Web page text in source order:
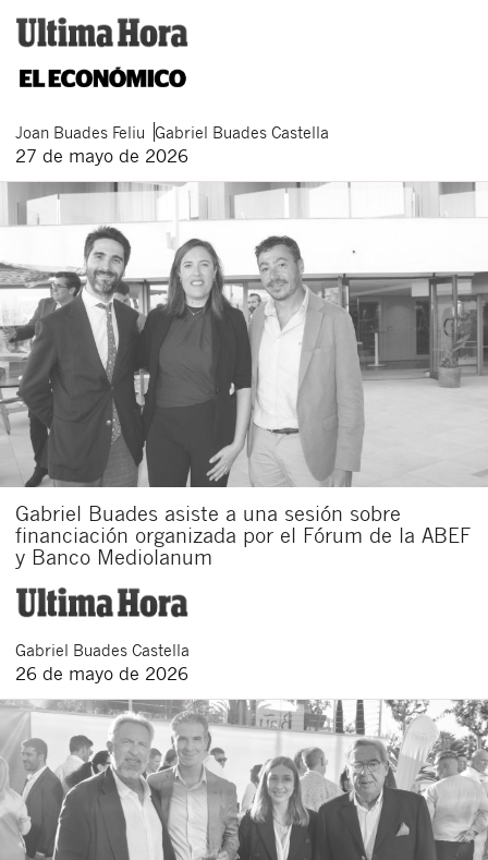
Joan Buades Feliu Gabriel Buades Castella
27 de mayo de 2026
Gabriel Buades asiste a una sesión sobre
financiación organizada por el Fórum de la ABEF
y Banco Mediolanum
Gabriel Buades Castella
26 de mayo de 2026